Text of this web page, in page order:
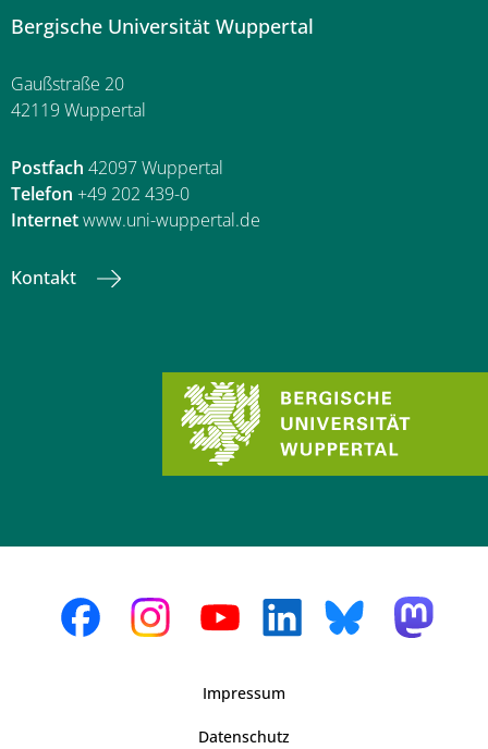
Bergische Universität Wuppertal
Gaußstraße 20
42119 Wuppertal
Postfach 42097 Wuppertal
Telefon +49 202 439-0
Internetwww.uni-wuppertal.de
Kontakt
Impressum
Datenschutz